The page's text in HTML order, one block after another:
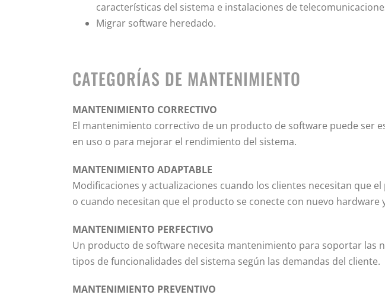
características del sistema e instalaciones de
Migrar software heredado.
CATEGORÍAS DE MANTENIMIENTO
MANTENIMIENTO CORRECTIVO
El mantenimiento correctivo de un producto de software puede ser
en uso o para mejorar el rendimiento del sistema.
MANTENIMIENTO ADAPTABLE
Modificaciones y actualizaciones cuando los clientes necesitan que
o cuando necesitan que el producto se conecte con nuevo hardware
MANTENIMIENTO PERFECTIVO
Un producto de software necesita mantenimiento para soportar las
tipos de funcionalidades del sistema según las demandas del cliente.
MANTENIMIENTO PREVENTIVO